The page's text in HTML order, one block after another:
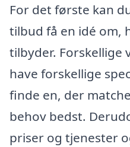
For det første kan
tilbud få en idé om,
tilbyder. Forskellige
have forskellige
finde en, der
behov bedst.
priser og tjenester